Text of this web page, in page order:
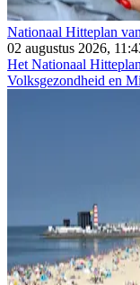
Nationaal Hitteplan
02 augustus 2026,
Het Nationaal
Volksgezondheid en